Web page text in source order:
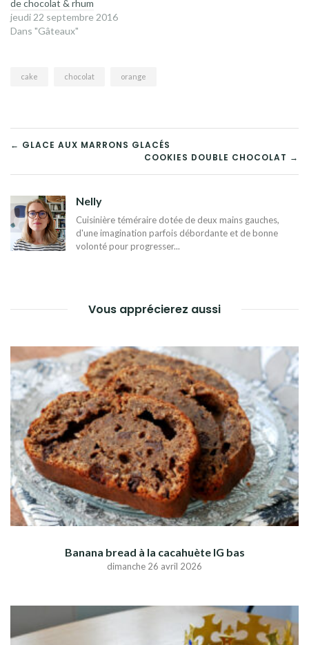
de chocolat & rhum
jeudi 22 septembre 2016
Dans "Gâteaux"
cake chocolat orange
NAVIGATION
DE
L’ARTICLE
← GLACE AUX MARRONS GLACÉS
COOKIES DOUBLE CHOCOLAT →
Nelly
Cuisinière téméraire dotée de deux mains gauches,
d'une imagination parfois débordante et de bonne
volonté pour progresser...
Vous apprécierez aussi
Banana bread à la cacahuète IG bas
dimanche 26 avril 2026